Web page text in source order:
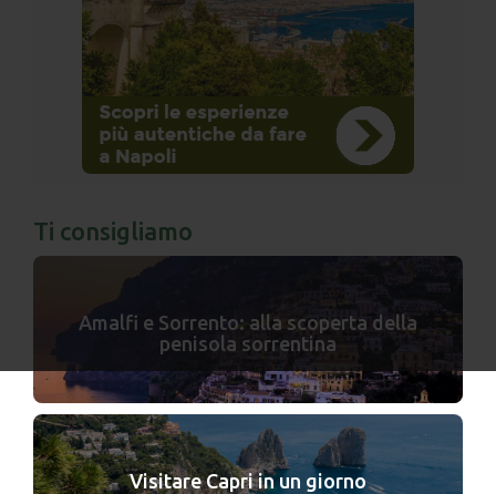
Ti consigliamo
Amalfi e Sorrento: alla scoperta della
penisola sorrentina
Visitare Capri in un giorno